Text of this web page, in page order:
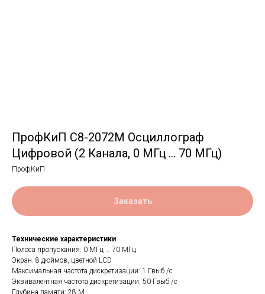
ПрофКиП С8-2072М Осциллограф
Цифровой (2 Канала, 0 МГц … 70 МГц)
ПрофКиП
Заказать
Технические характеристики
Полоса пропускания: 0 МГц … 70 МГц
Экран: 8 дюймов, цветной LCD
Максимальная частота дискретизации: 1 Гвыб /с
Эквивалентная частота дискретизации: 50 Гвыб /с
Глубина памяти: 28 М